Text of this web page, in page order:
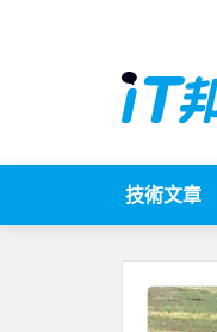
技術文章